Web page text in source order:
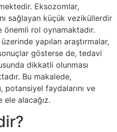
Eksozomlar,
sağlayan küçük veziküllerdir
rol oynamaktadır.
yapılan araştırmalar,
gösterse de, tedavi
dikkatli olunması
Bu makalede,
potansiyel faydalarını ve
ele alacağız.